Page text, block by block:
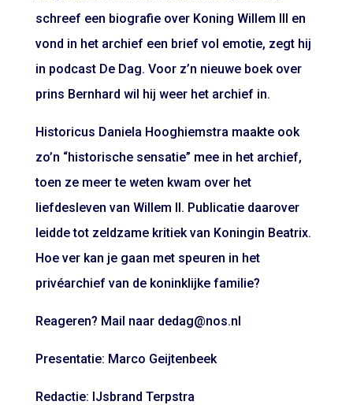
schreef een biografie over Koning Willem III en
vond in het archief een brief vol emotie, zegt hij
in podcast De Dag. Voor z’n nieuwe boek over
prins Bernhard wil hij weer het archief in.
Historicus Daniela Hooghiemstra maakte ook
zo’n “historische sensatie” mee in het archief,
toen ze meer te weten kwam over het
liefdesleven van Willem II. Publicatie daarover
leidde tot zeldzame kritiek van Koningin Beatrix.
Hoe ver kan je gaan met speuren in het
privéarchief van de koninklijke familie?
Reageren? Mail naar dedag@nos.nl
Presentatie: Marco Geijtenbeek
Redactie: IJsbrand Terpstra